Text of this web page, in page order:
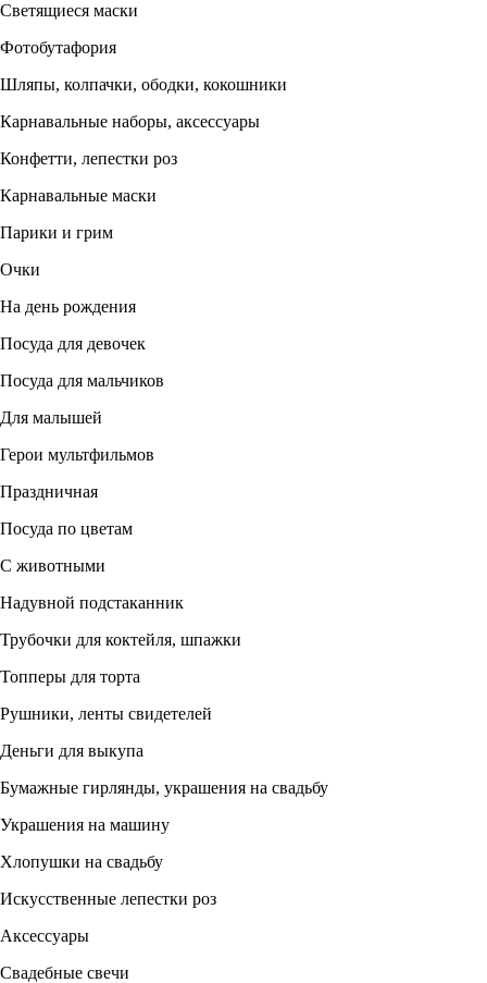
Светящиеся маски
Фотобутафория
Шляпы, колпачки, ободки, кокошники
Карнавальные наборы, аксессуары
Конфетти, лепестки роз
Карнавальные маски
Парики и грим
Очки
На день рождения
Посуда для девочек
Посуда для мальчиков
Для малышей
Герои мультфильмов
Праздничная
Посуда по цветам
С животными
Надувной подстаканник
Трубочки для коктейля, шпажки
Топперы для торта
Рушники, ленты свидетелей
Деньги для выкупа
Бумажные гирлянды, украшения на свадьбу
Украшения на машину
Хлопушки на свадьбу
Искусственные лепестки роз
Аксессуары
Свадебные свечи